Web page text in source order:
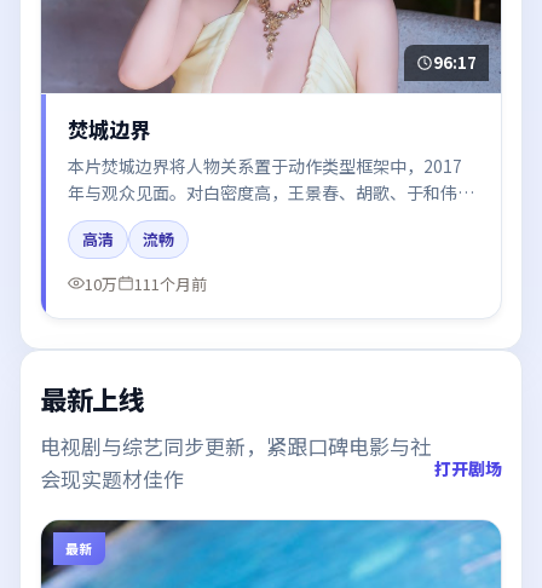
96:17
焚城边界
本片焚城边界将人物关系置于动作类型框架中，2017
年与观众见面。对白密度高，王景春、胡歌、于和伟的
台词节奏值得关注；整体气质偏法国都市与冷色调摄
影。
高清
流畅
10万
111个月前
最新上线
电视剧与综艺同步更新，紧跟口碑电影与社
会现实题材佳作
打开剧场
最新